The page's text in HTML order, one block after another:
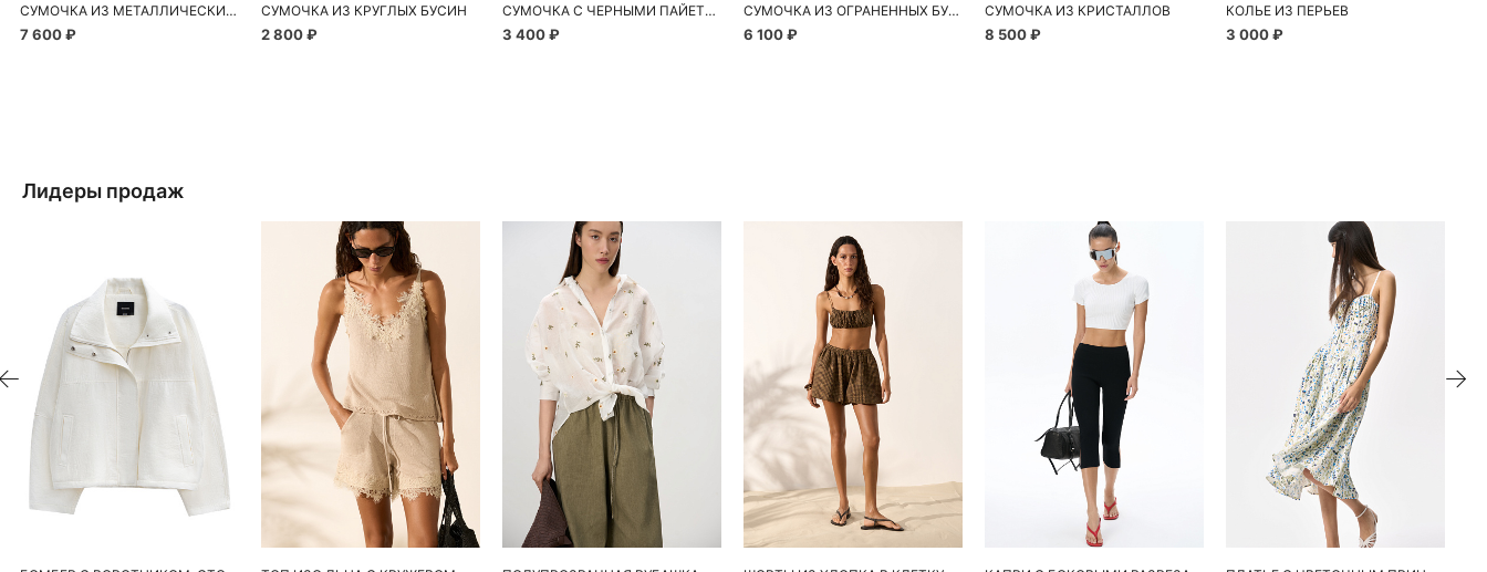
СУМОЧКА ИЗ МЕТАЛЛИЧЕСКИХ ЭЛЕМЕНТОВ
7 600 ₽
СУМОЧКА ИЗ КРУГЛЫХ БУСИН
2 800 ₽
СУМОЧКА С ЧЕРНЫМИ ПАЙЕТКАМИ
3 400 ₽
СУМОЧКА ИЗ ОГРАНЕННЫХ БУСИН
6 100 ₽
СУМОЧКА ИЗ КРИСТАЛЛОВ
8 500 ₽
КОЛЬЕ ИЗ ПЕРЬЕВ
3 000 ₽
Лидеры продаж